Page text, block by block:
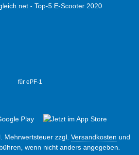
für ePF-1
Mehrwertsteuer zzgl. Versandkosten und
wenn nicht anders angegeben.